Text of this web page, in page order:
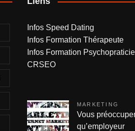
Infos Speed Dating
Infos Formation Thérapeute
Infos Formation
CRSEO
MARKETING
Vous
qu’employeur